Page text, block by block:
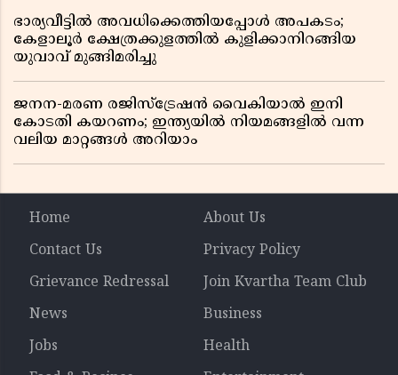
റിപ്പോർട്ട് പുറത്ത്
ഭാര്യവീട്ടിൽ അവധിക്കെത്തിയപ്പോൾ അപകടം;
കേളാലൂർ ക്ഷേത്രക്കുളത്തിൽ കുളിക്കാനിറങ്ങിയ
യുവാവ് മുങ്ങിമരിച്ചു
ജനന-മരണ രജിസ്ട്രേഷൻ വൈകിയാൽ ഇനി
കോടതി കയറണം; ഇന്ത്യയിൽ നിയമങ്ങളിൽ വന്ന
വലിയ മാറ്റങ്ങൾ അറിയാം
Home
About Us
Contact Us
Privacy Policy
Grievance Redressal
Join Kvartha Team Club
News
Business
Jobs
Health